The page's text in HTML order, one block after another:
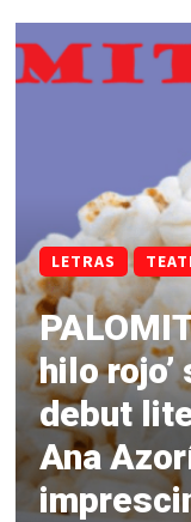
LETRAS
hilo
debut
Ana